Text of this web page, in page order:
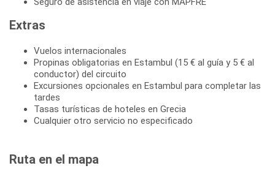
Extras
Vuelos internacionales
Propinas obligatorias en Estambul (15 € al guía y 5 € al
conductor) del circuito
Excursiones opcionales en Estambul para completar las
tardes
Tasas turísticas de hoteles en Grecia
Cualquier otro servicio no especificado
Ruta en el mapa